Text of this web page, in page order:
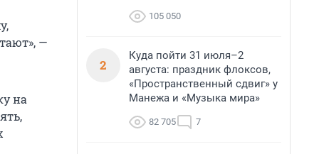
—
на
105 050
2
Куда пойти 31 июля–2
августа: праздник флоксов,
«Пространственный сдвиг» у
Манежа и «Музыка мира»
82 705 7